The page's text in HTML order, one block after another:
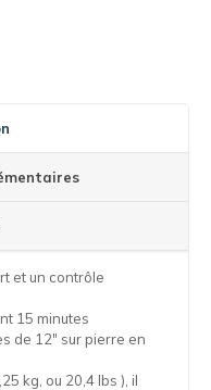
et un contrôle
15 minutes
de 12″ sur pierre en
kg, ou 20,4 lbs ), il